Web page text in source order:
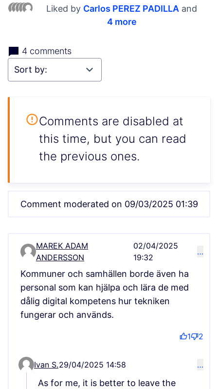
Liked by Carlos PEREZ PADILLA and
4 more
4 comments
Comments are disabled at
this time, but you can read
the previous ones.
Comment moderated on 09/03/2025 01:39
Comment 5017
MAREK ADAM
ANDERSSON
02/04/2025
19:32
…
Kommuner och samhällen borde även ha
personal som kan hjälpa och lära de med
dålig digital kompetens hur tekniken
fungerar och används.
1 2
Comment 5908 (reply to comment 5017)
Ivan S.29/04/2025 14:58 …
As for me, it is better to leave the